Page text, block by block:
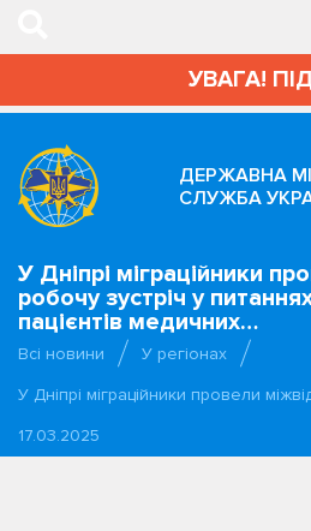
УВАГА!
ДЕРЖАВНА
СЛУЖБА
У Дніпрі міграційники
робочу зустріч у
пацієнтів медичних…
Всі новини
У регіонах
У Дніпрі міграційники провели
17.03.2025